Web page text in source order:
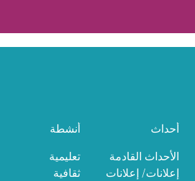
أحداث
الأحداث القادمة
إعلانات/ إعلانات
أنشطة
تعليمية
ثقافية